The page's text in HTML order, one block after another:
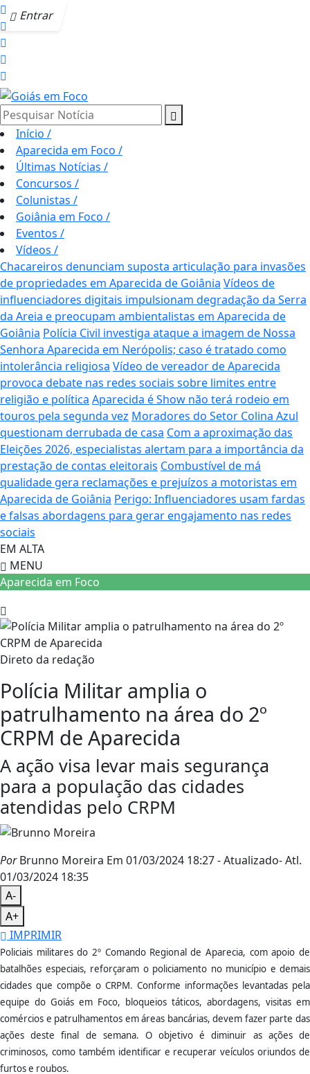
Entrar
Pesquisar Notícia
Início /
Aparecida em Foco /
Últimas Notícias /
Concursos /
Colunistas /
Goiânia em Foco /
Eventos /
Vídeos /
Chacareiros denunciam suposta articulação para invasões
de propriedades em Aparecida de Goiânia Vídeos de
influenciadores digitais impulsionam degradação da Serra
da Areia e preocupam ambientalistas em Aparecida de
Goiânia Polícia Civil investiga ataque a imagem de Nossa
Senhora Aparecida em Nerópolis; caso é tratado como
intolerância religiosa Vídeo de vereador de Aparecida
provoca debate nas redes sociais sobre limites entre
religião e política Aparecida é Show não terá rodeio em
touros pela segunda vez Moradores do Setor Colina Azul
questionam derrubada de casa Com a aproximação das
Eleições 2026, especialistas alertam para a importância da
prestação de contas eleitorais Combustível de má
qualidade gera reclamações e prejuízos a motoristas em
Aparecida de Goiânia Perigo: Influenciadores usam fardas
e falsas abordagens para gerar engajamento nas redes
sociais
EM ALTA
MENU
Aparecida em Foco
Direto da redação
Polícia Militar amplia o
patrulhamento na área do 2º
CRPM de Aparecida
A ação visa levar mais segurança
para a população das cidades
atendidas pelo CRPM
PorBrunno Moreira Em 01/03/2024 18:27- Atualizado- Atl.
01/03/2024 18:35
A-
A+
IMPRIMIR
Policiais militares do 2º Comando Regional de Aparecia, com apoio de
batalhões especiais, reforçaram o policiamento no município e demais
cidades que compõe o CRPM. Conforme informações levantadas pela
equipe do Goiás em Foco, bloqueios táticos, abordagens, visitas em
comércios e patrulhamentos em áreas bancárias, devem fazer parte das
ações deste final de semana. O objetivo é diminuir as ações de
criminosos, como também identificar e recuperar veículos oriundos de
furtos e roubos.